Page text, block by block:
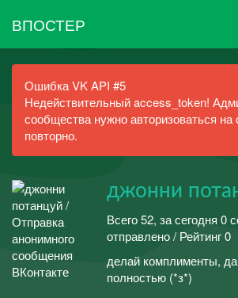
ВПОСТЕР
Ошибка VK API #5
Недействительный access_token!
сообщества нужно авторизоваться на
повторно.
джонни
Всего 52, за сегодня 0
отправлено / Рейтинг 0
делай комплименты,
полностью (*з*)